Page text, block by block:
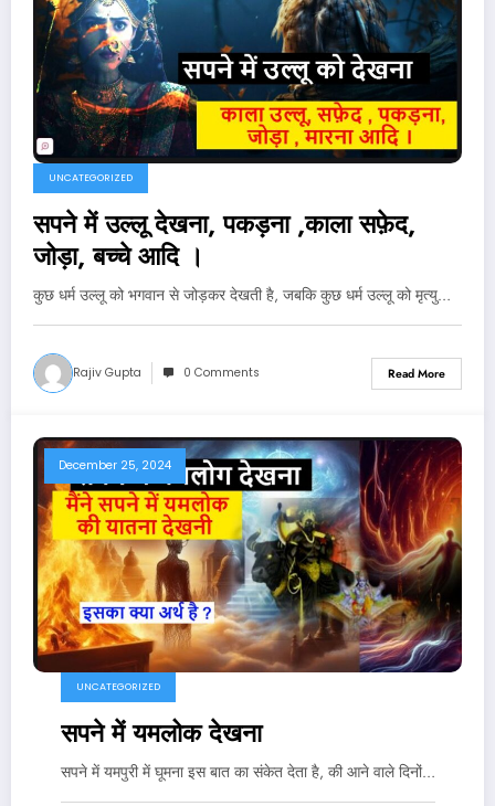
UNCATEGORIZED
सपने में उल्लू देखना, पकड़ना ,काला सफ़ेद,
जोड़ा, बच्चे आदि ।
कुछ धर्म उल्लू को भगवान से जोड़कर देखती है, जबकि कुछ धर्म उल्लू को मृत्यु…
Rajiv Gupta 0 Comments Read More
December 25, 2024
UNCATEGORIZED
सपने में यमलोक देखना
सपने में यमपुरी में घूमना इस बात का संकेत देता है, की आने वाले दिनों…